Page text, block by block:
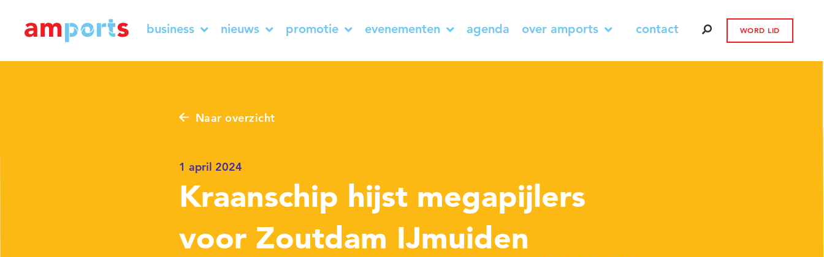
business nieuws promotie evenementen agenda over amports contact WORD LID
Naar overzicht
1 april 2024
Kraanschip hijst megapijlers
voor Zoutdam IJmuiden